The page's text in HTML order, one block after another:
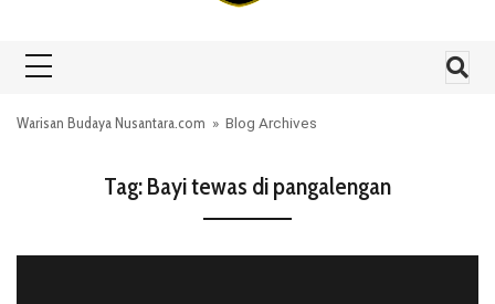
Warisan Budaya Nusantara.com » Blog Archives
Tag:Bayi tewas di pangalengan